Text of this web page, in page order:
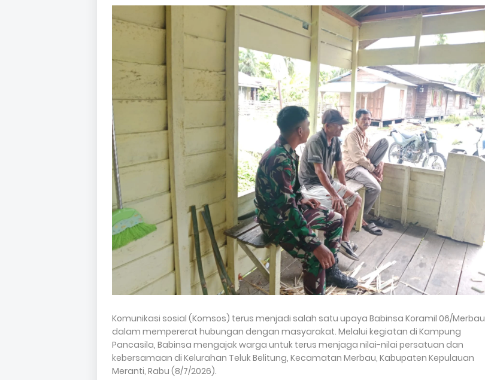
Komunikasi sosial (Komsos) terus menjadi salah satu upaya Babinsa Koramil 06/Merbau
dalam mempererat hubungan dengan masyarakat. Melalui kegiatan di Kampung
Pancasila, Babinsa mengajak warga untuk terus menjaga nilai-nilai persatuan dan
kebersamaan di Kelurahan Teluk Belitung, Kecamatan Merbau, Kabupaten Kepulauan
Meranti, Rabu (8/7/2026).